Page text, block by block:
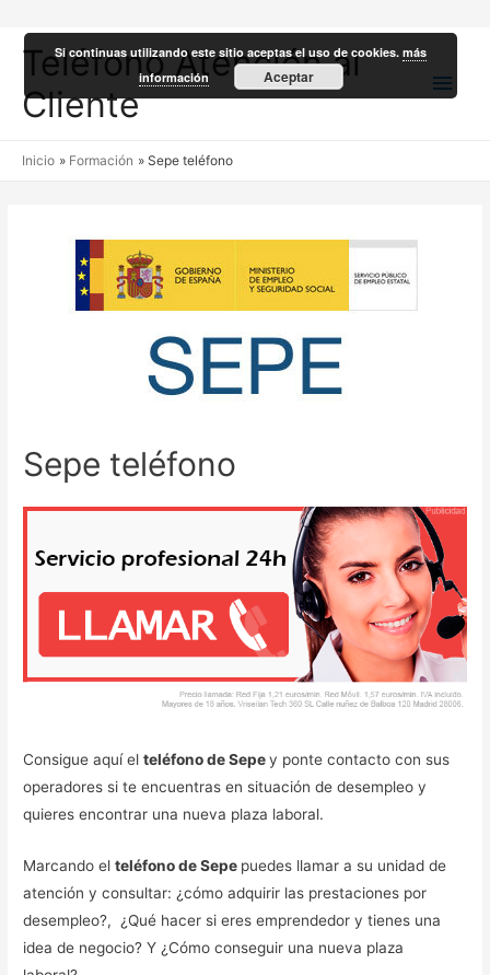
Teléfono Atención al
Cliente
Inicio Formación Sepe teléfono
Sepe teléfono
Consigue aquí elteléfono de Sepey ponte contacto con sus
operadores si te encuentras en situación de desempleo y
quieres encontrar una nueva plaza laboral.
Marcando elteléfono de Sepe puedes llamar a su unidad de
atención y consultar: ¿cómo adquirir las prestaciones por
desempleo?, ¿Qué hacer si eres emprendedor y tienes una
idea de negocio? Y ¿Cómo conseguir una nueva plaza
Si continuas utilizando este sitio aceptas el uso de cookies.más
información
Aceptar